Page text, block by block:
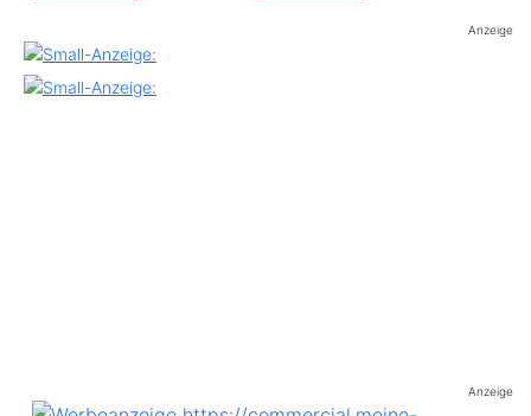
Anzeige
Anzeige